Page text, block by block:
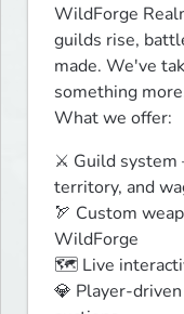
WildForge
guilds rise,
made. We've
something
What we offer:
⚔️ Guild system
territory, and
🏹 Custom
WildForge
🗺️ Live
💎 Player-